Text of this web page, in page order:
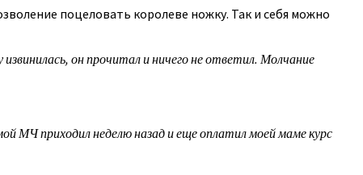
поцеловать королеве ножку. Так и себя можно
он прочитал и ничего не ответил. Молчание
МЧ приходил неделю назад и еще оплатил моей маме курс